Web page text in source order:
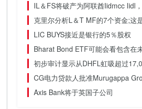
IL＆FS将破产为阿联酋Iidmcc Iidl
克里尔分析L＆T MF的7个资金;这
LIC BUYS接近是银行的5％股权
Bharat Bond ETF可能会看包含在
初步审计显示从DHFL虹吸超过
CG电力贷款人批准Murugappa
Axis Bank将于英国子公司